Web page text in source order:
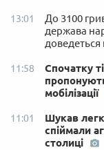
13:01
До 3100
держава
доведеться
11:58
Спочатку
мобілізації
11:01
Шукав
спіймали
столиці